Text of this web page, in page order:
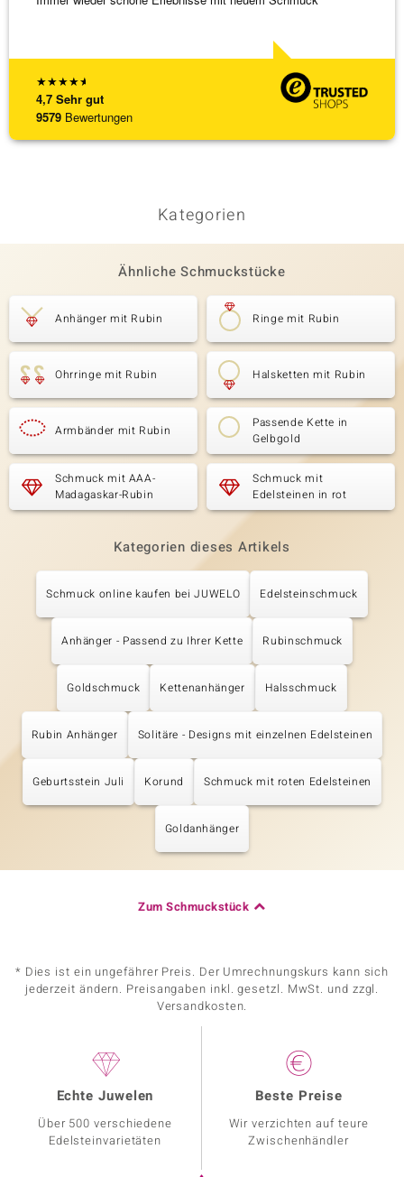
★★★★★
4,7 Sehr gut
9579 Bewertungen
Kategorien
Ähnliche Schmuckstücke
Anhänger mit Rubin Ringe mit Rubin
Ohrringe mit Rubin Halsketten mit Rubin
Armbänder mit Rubin
Passende Kette in
Gelbgold
Schmuck mit AAA-
Madagaskar-Rubin
Schmuck mit
Edelsteinen in rot
Kategorien dieses Artikels
Schmuck online kaufen bei JUWELO Edelsteinschmuck
Anhänger - Passend zu Ihrer Kette Rubinschmuck
Goldschmuck Kettenanhänger Halsschmuck
Rubin Anhänger Solitäre - Designs mit einzelnen Edelsteinen
Geburtsstein Juli Korund Schmuck mit roten Edelsteinen
Goldanhänger
Zum Schmuckstück
* Dies ist ein ungefährer Preis. Der Umrechnungskurs kann sich
jederzeit ändern. Preisangaben inkl. gesetzl. MwSt. und zzgl.
Versandkosten.
Echte Juwelen
Über 500 verschiedene
Edelsteinvarietäten
Beste Preise
Wir verzichten auf teure
Zwischenhändler